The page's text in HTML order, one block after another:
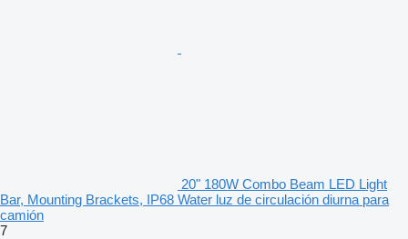
20" 180W Combo Beam LED Light
Bar, Mounting Brackets, IP68 Water luz de circulación diurna para
camión
7